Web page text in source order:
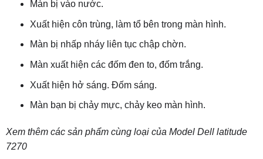
Màn bị vào nước.
Xuất hiện côn trùng, làm tổ bên trong màn hình.
Màn bị nhấp nháy liên tục chập chờn.
Màn xuất hiện các đốm đen to, đốm trắng.
Xuất hiện hở sáng. Đốm sáng.
Màn bạn bị chảy mực, chảy keo màn hình.
Xem thêm các sản phẩm cùng loại của Model Dell latitude
7270